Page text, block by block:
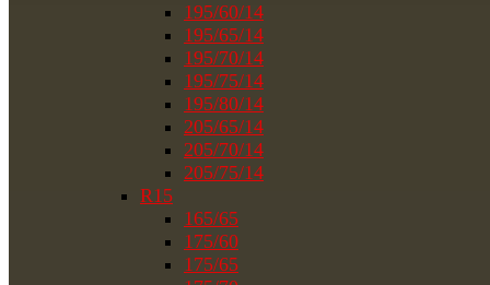
195/60/14
195/65/14
195/70/14
195/75/14
195/80/14
205/65/14
205/70/14
205/75/14
R15
165/65
175/60
175/65